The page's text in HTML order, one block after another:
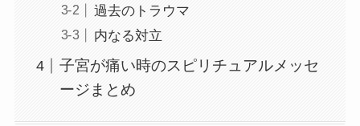
過去のトラウマ
内なる対立
子宮が痛い時のスピリチュアルメッセ
ージまとめ